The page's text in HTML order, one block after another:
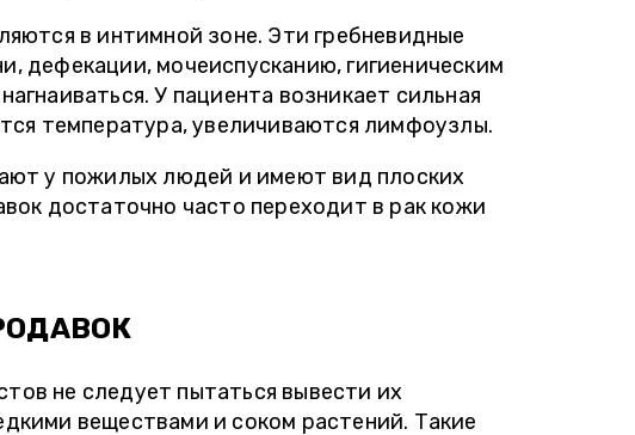
в интимной зоне. Эти гребневидные
дефекации, мочеиспусканию, гигиеническим
У пациента возникает сильная
температура, увеличиваются лимфоузлы.
у пожилых людей и имеют вид плоских
достаточно часто переходит в рак кожи
не следует пытаться вывести их
веществами и соком растений. Такие